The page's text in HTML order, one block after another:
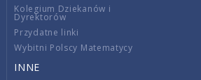
Kolegium Dziekanów i
Dyrektorów
Przydatne linki
Wybitni Polscy Matematycy
INNE